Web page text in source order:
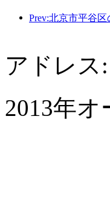
アドレス
2013年オ